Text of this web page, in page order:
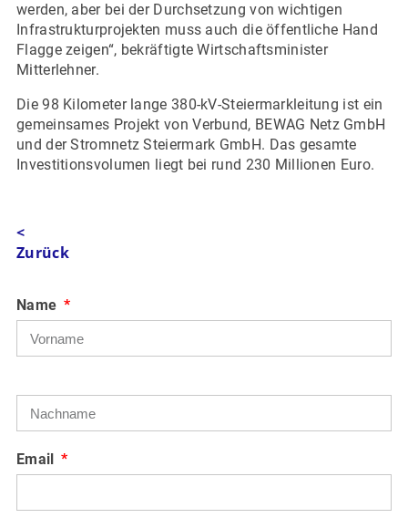
werden, aber bei der Durchsetzung von wichtigen
Infrastrukturprojekten muss auch die öffentliche Hand
Flagge zeigen“, bekräftigte Wirtschaftsminister
Mitterlehner.
Die 98 Kilometer lange 380-kV-Steiermarkleitung ist ein
gemeinsames Projekt von Verbund, BEWAG Netz GmbH
und der Stromnetz Steiermark GmbH. Das gesamte
Investitionsvolumen liegt bei rund 230 Millionen Euro.
<
Zurück
Name
Email